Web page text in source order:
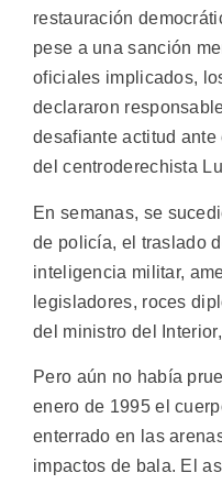
restauración
pese a una sanción
oficiales implicados,
declararon
desafiante actitud
del centroderechista
En semanas, se
de policía, el traslado
inteligencia militar,
legisladores, roces
del ministro del
Pero aún no había
enero de 1995 el
enterrado en las
impactos de bala. El